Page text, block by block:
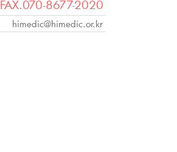
FAX.070-8677-2020
himedic@himedic.or.kr